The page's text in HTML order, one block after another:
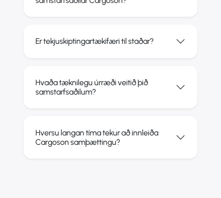
Er tekjuskiptingartækifæri til staðar?
Hvaða tæknilegu úrræði veitið þið
samstarfsaðilum?
Hversu langan tíma tekur að innleiða
Cargoson samþættingu?